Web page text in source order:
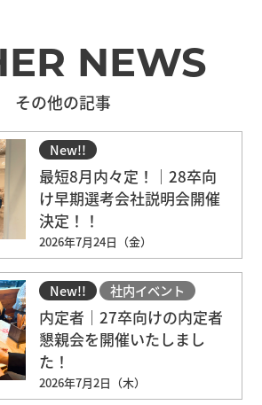
NEWS
その他の記事
New!!
オープン・カンパニー
最短8月内々定！｜28卒向
け早期選考会社説明会開催
決定！！
2026年7月24日（金）
New!! 社内イベント
内定者｜27卒向けの内定者
懇親会を開催いたしまし
た！
2026年7月2日（木）